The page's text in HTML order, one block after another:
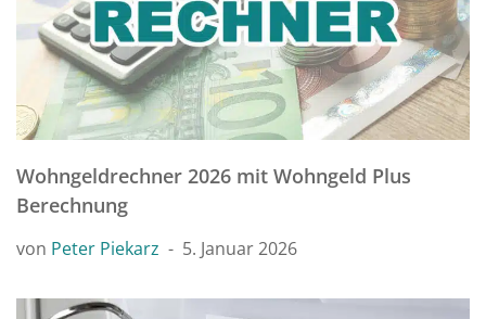
Wohngeldrechner 2026 mit Wohngeld Plus
Berechnung
von Peter Piekarz 5. Januar 2026